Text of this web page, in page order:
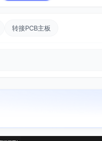
转接PCB主板